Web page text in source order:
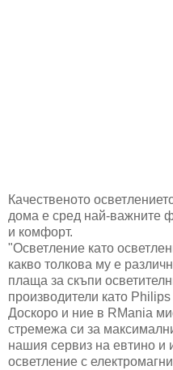
Качественото
дома е сред най-важните
и комфорт.
"Осветление като
какво толкова му е
плаща за скъпи
производители като
Доскоро и ние в RMania
стремежа си за
нашия сервиз на евтино и
осветление с